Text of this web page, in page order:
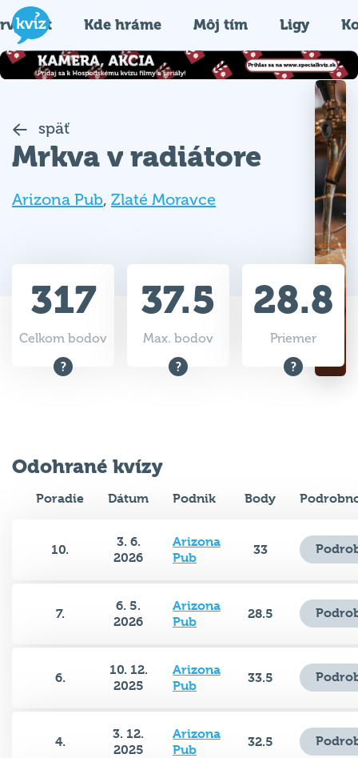
Kde hráme Môj tím Ligy
späť
Mrkva v radiátore
Arizona Pub, Zlaté Moravce
317
Celkom bodov
37.5
Max. bodov
28.8
Priemer
Odohrané kvízy
Poradie Dátum Podnik Body
10.
3. 6.
2026
Arizona
Pub
33
7.
6. 5.
2026
Arizona
Pub
28.5
6.
10. 12.
2025
Arizona
Pub
33.5
4.
3. 12.
2025
Arizona
Pub
32.5